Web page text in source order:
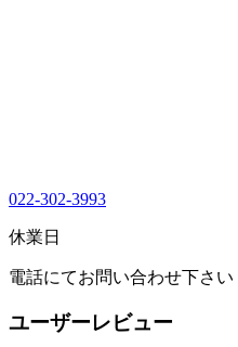
022-302-3993
休業日
電話にてお問い合わせ下さい
ユーザーレビュー